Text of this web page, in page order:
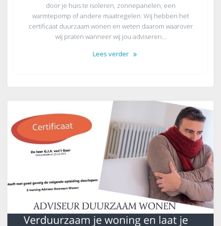
door je huis te isoleren, zonnepanelen, een
warmtepomp of andere maatregelen. Wij hebben het
certificaat duurzaam wonen en weten daarom waarover
wij praten wanneer wij jou adviseren…
Lees verder